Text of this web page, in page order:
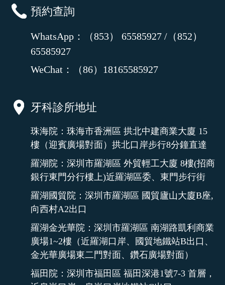
預約查詢
WhatsApp：（853） 65585927 /（852）
65585927
WeChat：（86）18165585927
牙科診所地址
珠海院：珠海市香洲區 拱北中建商業大廈 15
樓（迎賓廣場對面）拱北口岸步行8分鐘直達
羅湖院：深圳市羅湖區 外貿輕工大廈 8樓(招商
銀行東門分行樓上)近羅湖區委、東門步行街
羅湖國貿院：深圳市羅湖區 國貿廬山大廈B座,
向西村A2出口
羅湖金光華院：深圳市羅湖區 南湖路凱利商業
廣場1~2樓（近羅湖口岸、國貿地鐵站B出口、
金光華廣場東二門對面、鑽石廣場對面）
福田院：深圳市福田區 福田深港1號7-3 首層，